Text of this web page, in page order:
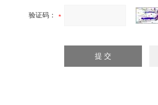
验证码：